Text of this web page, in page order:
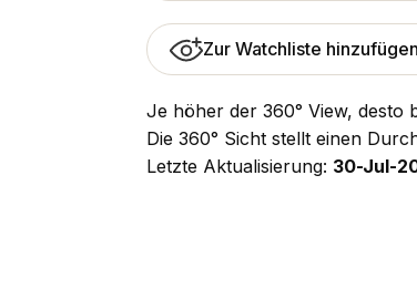
Zur Watchliste hinzufügen
Je höher der 360° View, desto
Die 360° Sicht stellt einen
Letzte Aktualisierung: 30-Jul-